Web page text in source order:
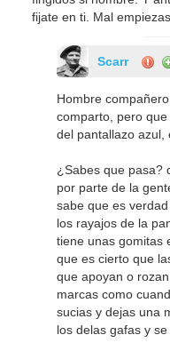
fijate en ti. Mal
Scarr
Hombre
comparto, pero
del pantallazo azul,
¿Sabes que pasa?
por parte de la
sabe que es
los rayajos de la
tiene unas gomitas
que es cierto que
que apoyan o
marcas como
sucias y dejas una
los delas gafas y se